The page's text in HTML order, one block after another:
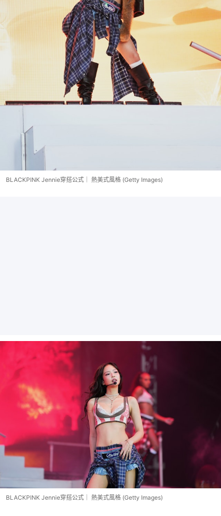
BLACKPINK Jennie穿搭公式｜ 熱美式風格 (Getty Images)
BLACKPINK Jennie穿搭公式｜ 熱美式風格 (Getty Images)